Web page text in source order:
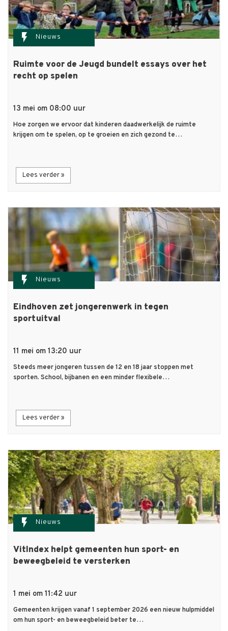
flash_on Nieuws
Ruimte voor de Jeugd bundelt essays over het
recht op spelen
13 mei om 08:00 uur
Hoe zorgen we ervoor dat kinderen daadwerkelijk de ruimte
krijgen om te spelen, op te groeien en zich gezond te…
Lees verder »
flash_on Nieuws
Eindhoven zet jongerenwerk in tegen
sportuitval
11 mei om 13:20 uur
Steeds meer jongeren tussen de 12 en 18 jaar stoppen met
sporten. School, bijbanen en een minder flexibele…
Lees verder »
flash_on Nieuws
VitIndex helpt gemeenten hun sport- en
beweegbeleid te versterken
1 mei om 11:42 uur
Gemeenten krijgen vanaf 1 september 2026 een nieuw hulpmiddel
om hun sport- en beweegbeleid beter te…